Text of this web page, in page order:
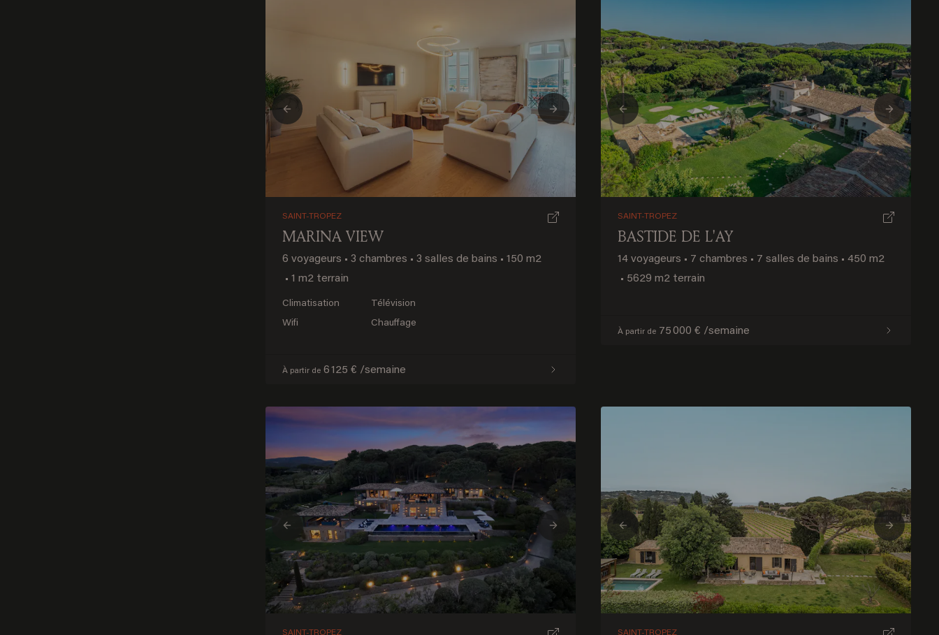
Previous Next
SAINT-TROPEZ
Previous Next
SAINT-TROPEZ
MARINA VIEW
6 voyageurs • 3 chambres • 3 salles de bains • 150 m2
• 1 m2 terrain
Climatisation
Wifi
Télévision
Chauffage
À partir de 6 125 € /semaine
Previous Next
SAINT-TROPEZ
BASTIDE DE L'AY
14 voyageurs • 7 chambres • 7 salles de bains • 450 m2
• 5629 m2 terrain
À partir de 75 000 € /semaine
Previous Next
SAINT-TROPEZ